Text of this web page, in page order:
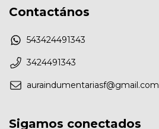
Contactános
543424491343
3424491343
auraindumentariasf@gmail.com
Sigamos conectados